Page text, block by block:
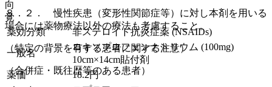
８．２． 慢性疾患（変形性関節症等）に対し本剤を用いる
場合には薬物療法以外の療法も考慮すること。
（特定の背景を有する患者に関する注意）
（合併症・既往歴等のある患者）
向
覚
薬効分類
非ステロイド抗炎症薬 (NSAIDs)
一般名
ロキソプロフェンナトリウム (100mg)
10cm×14cm貼付剤
薬価
18.2円